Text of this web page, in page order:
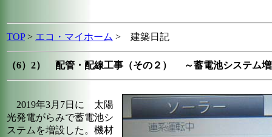
TOP> エコ・マイホーム > 建築日記
（6）2） 配管・配線工事（その２） ～蓄電池システム
2019年3月7日に 太陽
光発電がらみで蓄電池シ
ステムを増設した。機材